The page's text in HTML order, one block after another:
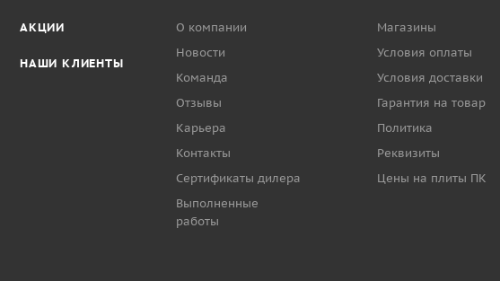
АКЦИИ
НАШИ КЛИЕНТЫ
О компании
Новости
Команда
Отзывы
Карьера
Контакты
Сертификаты дилера
Выполненные
работы
Магазины
Условия оплаты
Условия доставки
Гарантия на товар
Политика
Реквизиты
Цены на плиты ПК